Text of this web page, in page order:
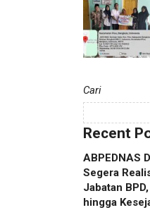
Cari
Recent
ABPEDNAS
Segera
Jabatan
hingga